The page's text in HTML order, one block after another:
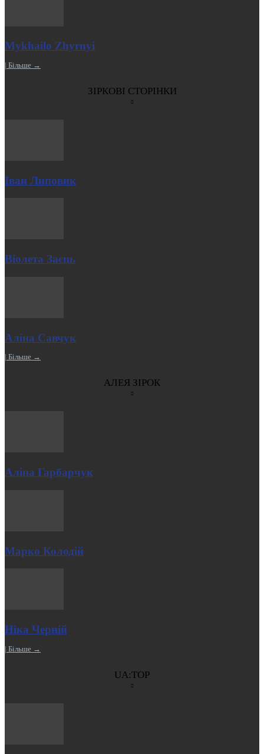
Mykhailo Zhyrnyi
| Більше →
ЗІРКОВІ СТОРІНКИ
Іван Липовик
Віолета Заєць
Аліна Савчук
| Більше →
АЛЕЯ ЗІРОК
Аліна Гарбарчук
Марко Колодій
Ніка Черній
| Більше →
UA:TOP